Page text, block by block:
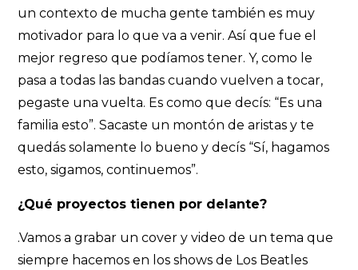
un contexto de mucha gente también es muy
motivador para lo que va a venir. Así que fue el
mejor regreso que podíamos tener. Y, como le
pasa a todas las bandas cuando vuelven a tocar,
pegaste una vuelta. Es como que decís: “Es una
familia esto”. Sacaste un montón de aristas y te
quedás solamente lo bueno y decís “Sí, hagamos
esto, sigamos, continuemos”.
¿Qué proyectos tienen por delante?
.Vamos a grabar un cover y video de un tema que
siempre hacemos en los shows de Los Beatles